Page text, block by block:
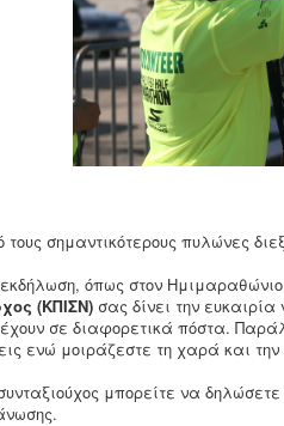
σημαντικότερους πυλώνες
όπως στον
(KΠΙΣΝ) σας δίνει την
σε διαφορετικά πόστα.
ενώ μοιράζεστε τη χαρά και
μπορείτε να